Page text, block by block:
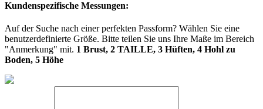
Kundenspezifische Messungen:
Auf der Suche nach einer perfekten Passform? Wählen Sie eine
benutzerdefinierte Größe. Bitte teilen Sie uns Ihre Maße im Bereich
"Anmerkung" mit. 1 Brust, 2 TAILLE, 3 Hüften, 4 Hohl zu
Boden, 5 Höhe